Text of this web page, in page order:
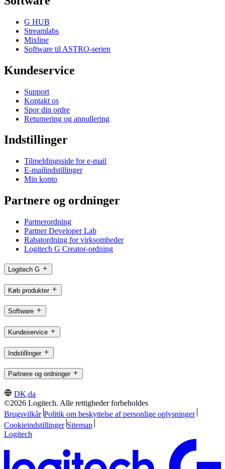
G HUB
Streamlabs
Mixline
Software til ASTRO-serien
Kundeservice
Support
Kontakt os
Spor din ordre
Returnering og annullering
Indstillinger
Tilmeldingsside for e-mail
E-mailindstillinger
Min konto
Partnere og ordninger
Partnerordning
Partner Developer Lab
Rabatordning for virksomheder
Logitech G Creator-ordning
Logitech G
Køb produkter
Software
Kundeservice
Indstillinger
Partnere og ordninger
DK,da
©2026 Logitech. Alle rettigheder forbeholdes
Brugsvilkår Politik om beskyttelse af personlige oplysninger
Cookieindstillinger Sitemap
Logitech